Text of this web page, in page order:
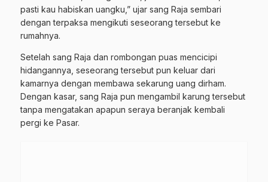
pasti kau habiskan uangku,” ujar sang Raja sembari
dengan terpaksa mengikuti seseorang tersebut ke
rumahnya.
Setelah sang Raja dan rombongan puas mencicipi
hidangannya, seseorang tersebut pun keluar dari
kamarnya dengan membawa sekarung uang dirham.
Dengan kasar, sang Raja pun mengambil karung tersebut
tanpa mengatakan apapun seraya beranjak kembali
pergi ke Pasar.